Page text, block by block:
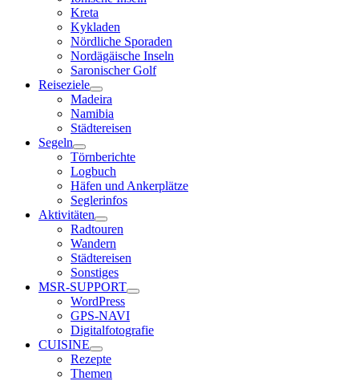
Kreta
Kykladen
Nördliche Sporaden
Nordägäische Inseln
Saronischer Golf
Reiseziele
Madeira
Namibia
Städtereisen
Segeln
Törnberichte
Logbuch
Häfen und Ankerplätze
Seglerinfos
Aktivitäten
Radtouren
Wandern
Städtereisen
Sonstiges
MSR-SUPPORT
WordPress
GPS-NAVI
Digitalfotografie
CUISINE
Rezepte
Themen